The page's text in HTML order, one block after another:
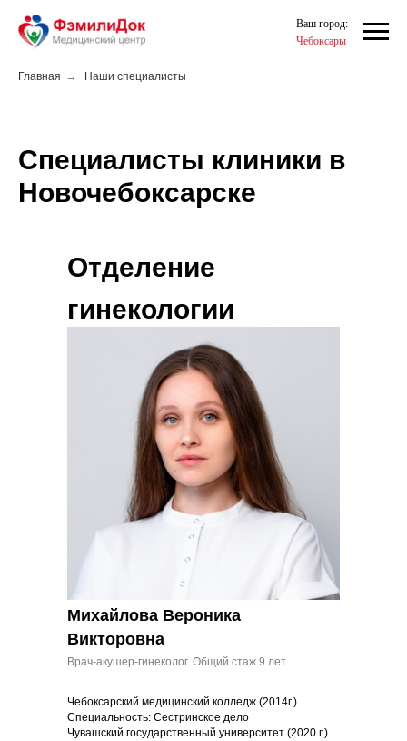
Ваш город:
Чебоксары
Главная → Наши специалисты
Специалисты клиники в
Новочебоксарске
Отделение
гинекологии
Михайлова Вероника
Викторовна
Врач-акушер-гинеколог. Общий стаж 9 лет
Чебоксарский медицинский колледж (2014г.)
Специальность: Сестринское дело
Чувашский государственный университет (2020 г.)